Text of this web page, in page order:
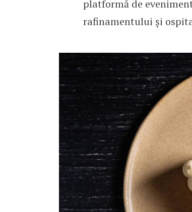
platformă de
rafinamentului și